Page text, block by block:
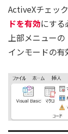
ActiveXチェッ
ドを有効にする
上部メニューの
インモードの有